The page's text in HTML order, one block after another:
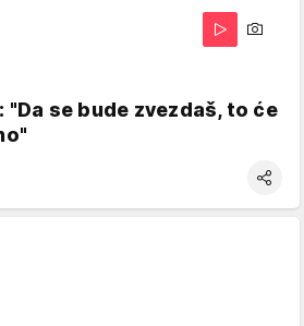
"Da se bude zvezdaš, to će